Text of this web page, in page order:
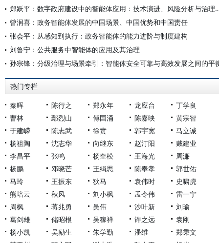
郑跃平：数字政府建设中的智
曾润喜：政务智能体发展的中国场景、中国优势和中国责任
张会平：从感知到执行：政务智能体的能力进阶与制度建构
刘鲁宁：公共服务中智能体的应用及其治理
孙宗锋：分级治理与场景牵引：智能体安全可靠与高效发展之间的平
热门专栏
秦晖 陈行之 郑永年 龙应台
丁学良
曹林
鄢烈山 傅国涌 陈嘉映
黄宗智
于建嵘
陈志武 徐贲 郭宇宽
马立诚
杨祖陶
沈志华 向继东 赵汀阳
戴建业
李昌平
张鸣 杨奎松 王海光
周濂
杨鹏
邓晓芒 王缉思 陈奉孝
郭世佑
马玲
王振东 狄马 袁伟时
史啸虎
熊培云
秋风 刘小枫 孟令伟
雷一宁
周枫
蒋兆勇 吴伟 沙叶新
刘瑜
葛剑雄
储昭根 吴稼祥 许之远
袁刚
杨小凯
吴励生 朱学勤 潘维
郑秉文